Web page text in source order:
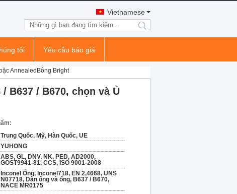
Vietnamese
search
tôi Yêu cầu báo giá
AnnealedBông Bright
B637 / B670, chọn và Ủ
Trung Quốc, Mỹ, Hàn Quốc, UE
YUHONG
ABS, GL, DNV, NK, PED, AD2000,
GOST9941-81, CCS, ISO 9001-2008
Inconel Ống, Inconel718, EN 2,4668, UNS
N07718, Dàn ống và ống, B637 / B670,
NACE MR0175